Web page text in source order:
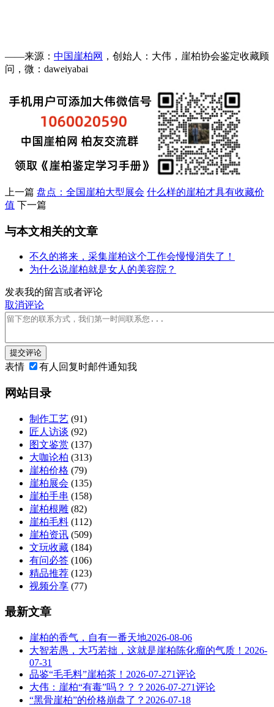
——来源： 中国崖柏网 ，创始人：大伟，崖柏协会鉴定收藏顾
问，微：daweiyabai
上一篇 盘点：全国崖柏大型展会 什么样的崖柏才具有收藏价
值 下一篇
与本文相关的文章
不久的将来，采集崖柏这个工作会慢慢消失了！
为什么说崖柏就是女人的美容院？
发表我的留言或者评论
取消评论
提交评论
表情 有人回复时邮件通知我
网站目录
制作工艺 (91)
匠人访谈 (92)
图文鉴赏 (137)
大咖论柏 (313)
崖柏价格 (79)
崖柏展会 (135)
崖柏手串 (158)
崖柏根雕 (82)
崖柏毛料 (112)
崖柏资讯 (509)
文玩收藏 (184)
有问必答 (106)
精品推荐 (123)
视频分享 (77)
最新文章
崖柏的香气，自有一番天地2026-08-06
大智若愚，大巧若拙，这就是崖柏陈化瘤的气质！ 2026-
07-31
品鉴“毛毛料”崖柏茶！ 2026-07-271评论
大伟：崖柏“有毒”吗？？？ 2026-07-271评论
“黑骨崖柏”的价格崩盘了？ 2026-07-18